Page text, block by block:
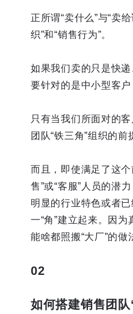
正所谓“卖什么”与“卖
织”和“销售行为”。
如果我们卖的只是快
要针对的是中小型客
只有当我们所面对的
团队“铁三角”组织的前
而且，即使满足了这
售”或“客服”人员的潜
明显的行业特色或者
一“角”建立起来。因
能啥都照搬“大厂”的做
02
如何搭建销售团队